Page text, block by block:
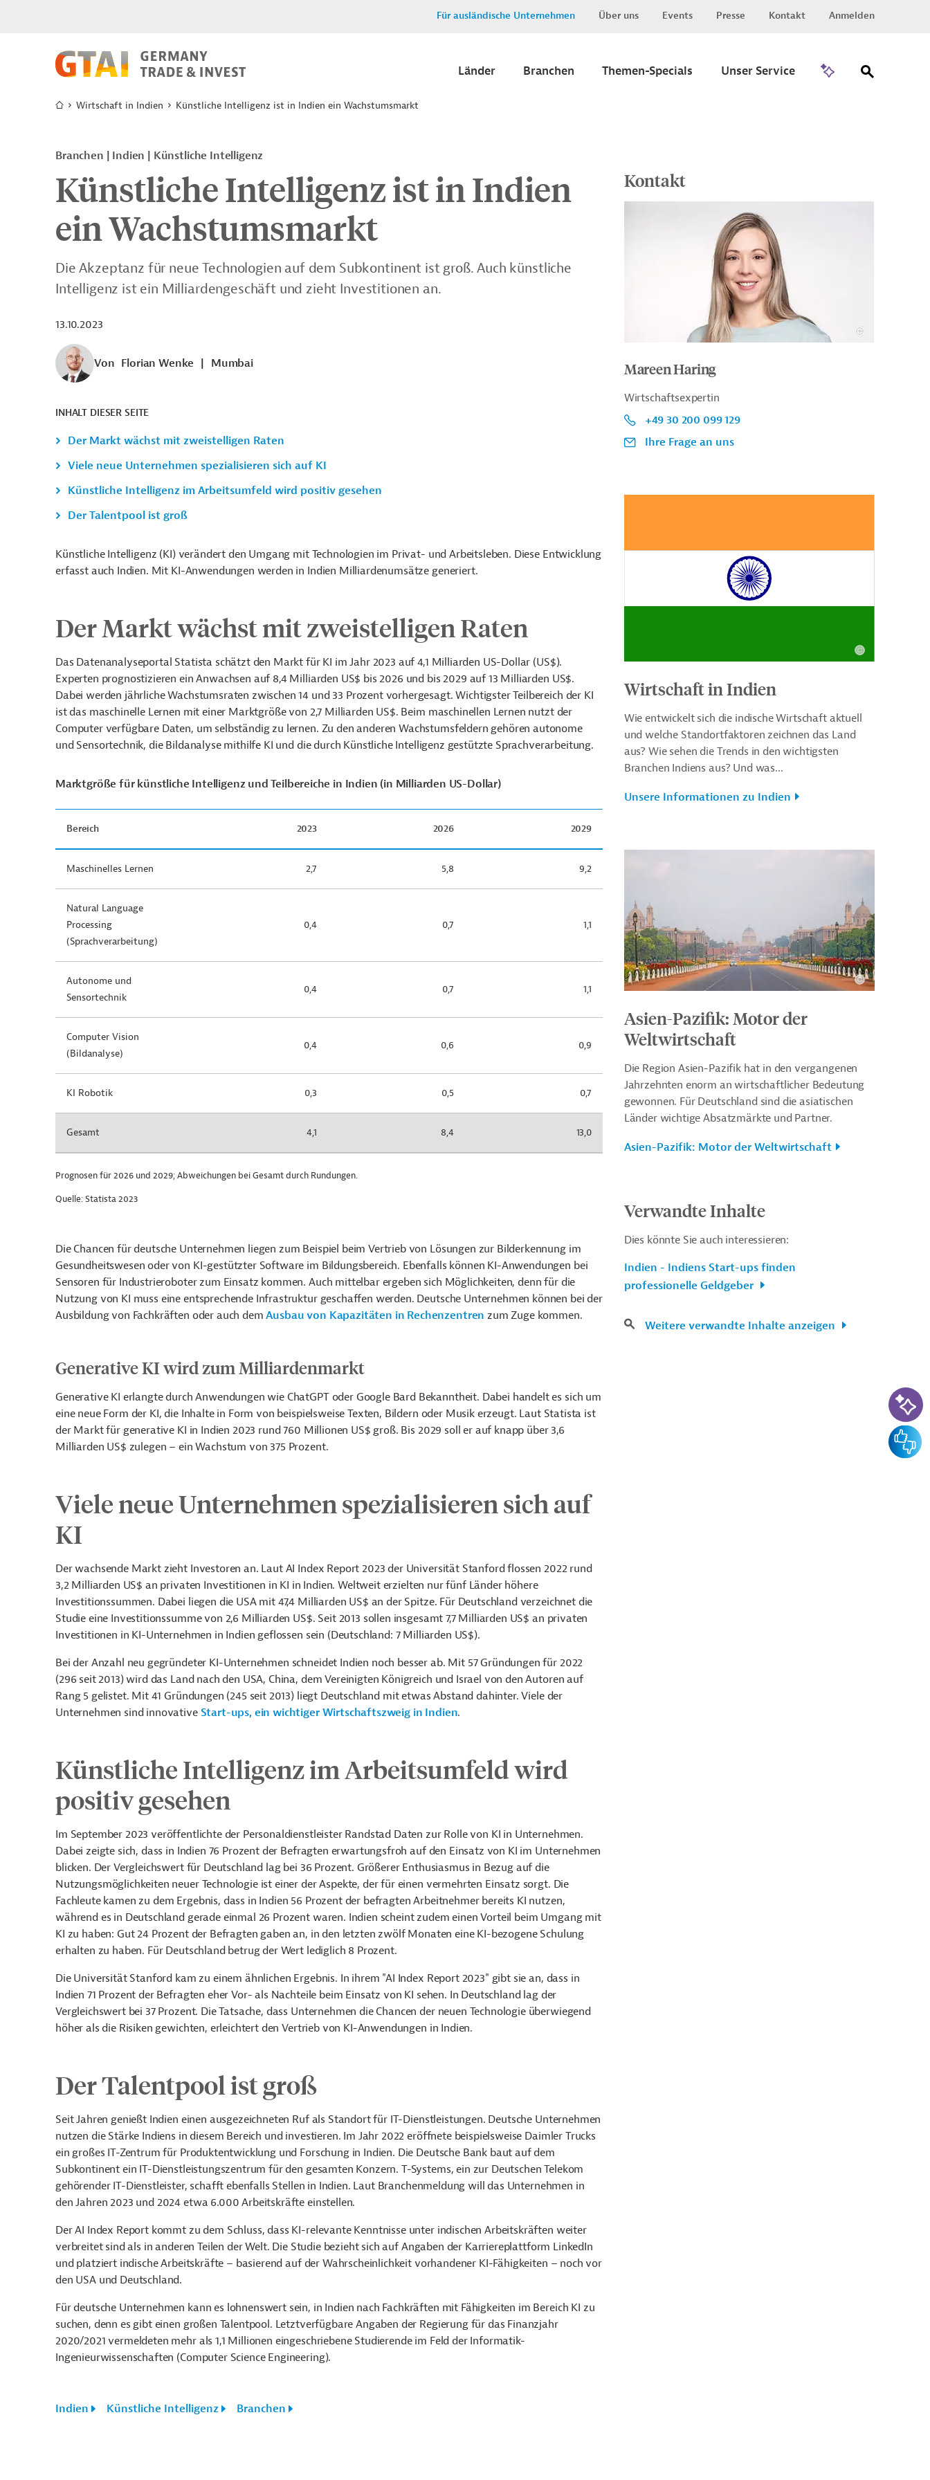
Für ausländische Unternehmen Über uns Events Presse Kontakt Anmelden
Länder Branchen Themen-Specials Unser Service
Wirtschaft in Indien Künstliche Intelligenz ist in Indien ein Wachstumsmarkt
Branchen | Indien | Künstliche Intelligenz
Künstliche Intelligenz ist in Indien
ein Wachstumsmarkt
Die Akzeptanz für neue Technologien auf dem Subkontinent ist groß. Auch künstliche
Intelligenz ist ein Milliardengeschäft und zieht Investitionen an.
13.10.2023
Von Florian Wenke Mumbai
INHALT DIESER SEITE
Der Markt wächst mit zweistelligen Raten
Viele neue Unternehmen spezialisieren sich auf KI
Künstliche Intelligenz im Arbeitsumfeld wird positiv gesehen
Der Talentpool ist groß
Künstliche Intelligenz (KI) verändert den Umgang mit Technologien im Privat- und Arbeitsleben. Diese Entwicklung
erfasst auch Indien. Mit KI-Anwendungen werden in Indien Milliardenumsätze generiert.
Der Markt wächst mit zweistelligen Raten
Das Datenanalyseportal Statista schätzt den Markt für KI im Jahr 2023 auf 4,1 Milliarden US-Dollar (US$).
Experten prognostizieren ein Anwachsen auf 8,4 Milliarden US$ bis 2026 und bis 2029 auf 13 Milliarden US$.
Dabei werden jährliche Wachstumsraten zwischen 14 und 33 Prozent vorhergesagt. Wichtigster Teilbereich der KI
ist das maschinelle Lernen mit einer Marktgröße von 2,7 Milliarden US$. Beim maschinellen Lernen nutzt der
Computer verfügbare Daten, um selbständig zu lernen. Zu den anderen Wachstumsfeldern gehören autonome
und Sensortechnik, die Bildanalyse mithilfe KI und die durch Künstliche Intelligenz gestützte Sprachverarbeitung.
Marktgröße für künstliche Intelligenz und Teilbereiche in Indien (in Milliarden US-Dollar)
Bereich 2023 2026 2029
Maschinelles Lernen 2,7 5,8 9,2
Natural Language
Processing
(Sprachverarbeitung)
0,4 0,7 1,1
Autonome und
Sensortechnik
0,4 0,7 1,1
Computer Vision
(Bildanalyse)
0,4 0,6 0,9
KI Robotik 0,3 0,5 0,7
Gesamt 4,1 8,4 13,0
Prognosen für 2026 und 2029; Abweichungen bei Gesamt durch Rundungen.
Quelle: Statista 2023
Die Chancen für deutsche Unternehmen liegen zum Beispiel beim Vertrieb von Lösungen zur Bilderkennung im
Gesundheitswesen oder von KI-gestützter Software im Bildungsbereich. Ebenfalls können KI-Anwendungen bei
Sensoren für Industrieroboter zum Einsatz kommen. Auch mittelbar ergeben sich Möglichkeiten, denn für die
Nutzung von KI muss eine entsprechende Infrastruktur geschaffen werden. Deutsche Unternehmen können bei der
Ausbildung von Fachkräften oder auch demAusbau von Kapazitäten in Rechenzentren zum Zuge kommen.
Generative KI wird zum Milliardenmarkt
Generative KI erlangte durch Anwendungen wie ChatGPT oder Google Bard Bekanntheit. Dabei handelt es sich um
eine neue Form der KI, die Inhalte in Form von beispielsweise Texten, Bildern oder Musik erzeugt. Laut Statista ist
der Markt für generative KI in Indien 2023 rund 760 Millionen US$ groß. Bis 2029 soll er auf knapp über 3,6
Milliarden US$ zulegen – ein Wachstum von 375 Prozent.
Viele neue Unternehmen spezialisieren sich auf
KI
Der wachsende Markt zieht Investoren an. Laut AI Index Report 2023 der Universität Stanford flossen 2022 rund
3,2 Milliarden US$ an privaten Investitionen in KI in Indien. Weltweit erzielten nur fünf Länder höhere
Investitionssummen. Dabei liegen die USA mit 47,4 Milliarden US$ an der Spitze. Für Deutschland verzeichnet die
Studie eine Investitionssumme von 2,6 Milliarden US$. Seit 2013 sollen insgesamt 7,7 Milliarden US$ an privaten
Investitionen in KI-Unternehmen in Indien geflossen sein (Deutschland: 7 Milliarden US$).
Bei der Anzahl neu gegründeter KI-Unternehmen schneidet Indien noch besser ab. Mit 57 Gründungen für 2022
(296 seit 2013) wird das Land nach den USA, China, dem Vereinigten Königreich und Israel von den Autoren auf
Rang 5 gelistet. Mit 41 Gründungen (245 seit 2013) liegt Deutschland mit etwas Abstand dahinter. Viele der
Unternehmen sind innovative Start-ups, ein wichtiger Wirtschaftszweig in Indien.
Künstliche Intelligenz im Arbeitsumfeld wird
positiv gesehen
Im September 2023 veröffentlichte der Personaldienstleister Randstad Daten zur Rolle von KI in Unternehmen.
Dabei zeigte sich, dass in Indien 76 Prozent der Befragten erwartungsfroh auf den Einsatz von KI im Unternehmen
blicken. Der Vergleichswert für Deutschland lag bei 36 Prozent. Größerer Enthusiasmus in Bezug auf die
Nutzungsmöglichkeiten neuer Technologie ist einer der Aspekte, der für einen vermehrten Einsatz sorgt. Die
Fachleute kamen zu dem Ergebnis, dass in Indien 56 Prozent der befragten Arbeitnehmer bereits KI nutzen,
während es in Deutschland gerade einmal 26 Prozent waren. Indien scheint zudem einen Vorteil beim Umgang mit
KI zu haben: Gut 24 Prozent der Befragten gaben an, in den letzten zwölf Monaten eine KI-bezogene Schulung
erhalten zu haben. Für Deutschland betrug der Wert lediglich 8 Prozent.
Die Universität Stanford kam zu einem ähnlichen Ergebnis. In ihrem "AI Index Report 2023" gibt sie an, dass in
Indien 71 Prozent der Befragten eher Vor- als Nachteile beim Einsatz von KI sehen. In Deutschland lag der
Vergleichswert bei 37 Prozent. Die Tatsache, dass Unternehmen die Chancen der neuen Technologie überwiegend
höher als die Risiken gewichten, erleichtert den Vertrieb von KI-Anwendungen in Indien.
Der Talentpool ist groß
Seit Jahren genießt Indien einen ausgezeichneten Ruf als Standort für IT-Dienstleistungen. Deutsche Unternehmen
nutzen die Stärke Indiens in diesem Bereich und investieren. Im Jahr 2022 eröffnete beispielsweise Daimler Trucks
ein großes IT-Zentrum für Produktentwicklung und Forschung in Indien. Die Deutsche Bank baut auf dem
Subkontinent ein IT-Dienstleistungszentrum für den gesamten Konzern. T-Systems, ein zur Deutschen Telekom
gehörender IT-Dienstleister, schafft ebenfalls Stellen in Indien. Laut Branchenmeldung will das Unternehmen in
den Jahren 2023 und 2024 etwa 6.000 Arbeitskräfte einstellen.
Der AI Index Report kommt zu dem Schluss, dass KI-relevante Kenntnisse unter indischen Arbeitskräften weiter
verbreitet sind als in anderen Teilen der Welt. Die Studie bezieht sich auf Angaben der Karriereplattform LinkedIn
und platziert indische Arbeitskräfte – basierend auf der Wahrscheinlichkeit vorhandener KI-Fähigkeiten – noch vor
den USA und Deutschland.
Für deutsche Unternehmen kann es lohnenswert sein, in Indien nach Fachkräften mit Fähigkeiten im Bereich KI zu
suchen, denn es gibt einen großen Talentpool. Letztverfügbare Angaben der Regierung für das Finanzjahr
2020/2021 vermeldeten mehr als 1,1 Millionen eingeschriebene Studierende im Feld der Informatik-
Ingenieurwissenschaften (Computer Science Engineering).
Indien Künstliche Intelligenz Branchen
Kontakt
Mareen Haring
Wirtschaftsexpertin
+49 30 200 099 129
Ihre Frage an uns
Wirtschaft in Indien
Wie entwickelt sich die indische Wirtschaft aktuell
und welche Standortfaktoren zeichnen das Land
aus? Wie sehen die Trends in den wichtigsten
Branchen Indiens aus? Und was...
Unsere Informationen zu Indien
Asien-Pazifik: Motor der
Weltwirtschaft
Die Region Asien-Pazifik hat in den vergangenen
Jahrzehnten enorm an wirtschaftlicher Bedeutung
gewonnen. Für Deutschland sind die asiatischen
Länder wichtige Absatzmärkte und Partner.
Asien-Pazifik: Motor der Weltwirtschaft
Verwandte Inhalte
Dies könnte Sie auch interessieren:
Indien - Indiens Start-ups finden
professionelle Geldgeber
Weitere verwandte Inhalte anzeigen
KI-